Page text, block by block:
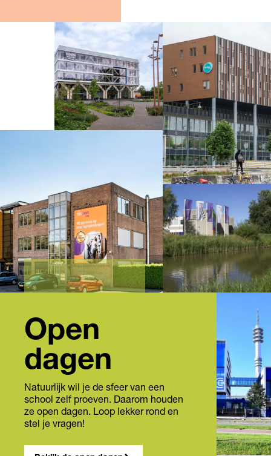
Open
dagen
Natuurlijk wil je de sfeer van een
school zelf proeven. Daarom houden
ze open dagen. Loop lekker rond en
stel je vragen!